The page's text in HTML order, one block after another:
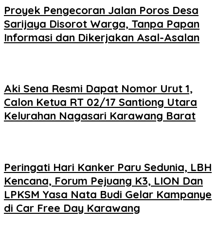
Proyek Pengecoran Jalan Poros Desa
Sarijaya Disorot Warga, Tanpa Papan
Informasi dan Dikerjakan Asal-Asalan
Aki Sena Resmi Dapat Nomor Urut 1,
Calon Ketua RT 02/17 Santiong Utara
Kelurahan Nagasari Karawang Barat
Peringati Hari Kanker Paru Sedunia, LBH
Kencana, Forum Pejuang K3, LION Dan
LPKSM Yasa Nata Budi Gelar Kampanye
di Car Free Day Karawang